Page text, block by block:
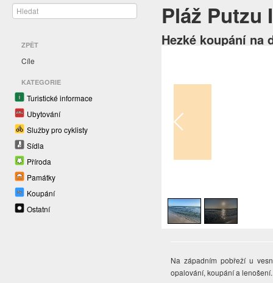
ZPĚT
Cíle
KATEGORIE
Turistické informace
Ubytování
Služby pro cyklisty
Sídla
Příroda
Památky
Koupání
Ostatní
Pláž Putzu
Hezké koupání na
Na západním pobřeží u
opalování, koupání a